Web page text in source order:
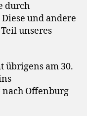
durch
und andere
unseres
übrigens am 30.
nach Offenburg